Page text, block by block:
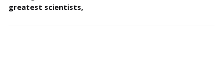
greatest scientists,